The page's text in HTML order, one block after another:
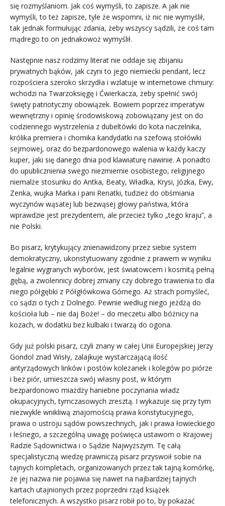
się rozmyślaniom. Jak coś wymyśli, to zapisze. A jak nie
wymyśli, to też zapisze, tyle że wspomni, iż nic nie wymyślił,
tak jednak formułując zdania, żeby wszyscy sądzili, że coś tam
mądrego to on jednakowoż wymyślił.
Następnie nasz rodzimy literat nie oddaje się zbijaniu
prywatnych bąków, jak czyni to jego niemiecki pendant, lecz
rozpościera szeroko skrzydła i wzlatuje w internetowe chmury:
wchodzi na Twarzoksięgę i Ćwierkacza, żeby spełnić swój
święty patriotyczny obowiązek. Bowiem poprzez imperatyw
wewnętrzny i opinię środowiskową zobowiązany jest on do
codziennego wystrzelenia z dubeltówki do kota naczelnika,
królika premiera i chomika kandydatki na szefową stołówki
sejmowej, oraz do bezpardonowego walenia w każdy kaczy
kuper, jaki się danego dnia pod klawiaturę nawinie. A ponadto
do upublicznienia swego niezmiernie osobistego, religijnego
niemalże stosunku do Antka, Beaty, Władka, Krysi, Józka, Ewy,
Zenka, wujka Marka i pani Renatki, tudzież do obśmiania
wyczynów wąsatej lub bezwąsej głowy państwa, która
wprawdzie jest prezydentem, ale przecież tylko „tego kraju”, a
nie Polski.
Bo pisarz, krytykujący znienawidzony przez siebie system
demokratyczny, ukonstytuowany zgodnie z prawem w wyniku
legalnie wygranych wyborów, jest światowcem i kosmitą pełną
gębą, a zwolennicy dobrej zmiany czy dobrego trawienia to dla
niego półgębki z Półgłówkowa Górnego. Aż strach pomyśleć,
co sądzi o tych z Dolnego. Pewnie według niego jeżdżą do
kościoła lub – nie daj Boże! – do meczetu albo bóżnicy na
kozach, w dodatku bez kulbaki i twarzą do ogona.
Gdy już polski pisarz, czyli znany w całej Unii Europejskiej Jerzy
Gondol znad Wisły, zalajkuje wystarczającą ilość
antyrządowych linków i postów koleżanek i kolegów po piórze
i bez piór, umieszcza swój własny post, w którym
bezpardonowo miażdży haniebne poczynania władz
okupacyjnych, tymczasowych zresztą. I wykazuje się przy tym
niezwykle wnikliwą znajomością prawa konstytucyjnego,
prawa o ustroju sądów powszechnych, jak i prawa łowieckiego
i leśnego, a szczególną uwagę poświęca ustawom o Krajowej
Radzie Sądownictwa i o Sądzie Najwyższym. Tę całą
specjalistyczną wiedzę prawniczą pisarz przyswoił sobie na
tajnych kompletach, organizowanych przez tak tajną komórkę,
że jej nazwa nie pojawia się nawet na najbardziej tajnych
kartach utajnionych przez poprzedni rząd książek
telefonicznych. A wszystko pisarz robił po to, by pokazać